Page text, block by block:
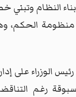
النظام وتبني
الحكم،
على
رغم